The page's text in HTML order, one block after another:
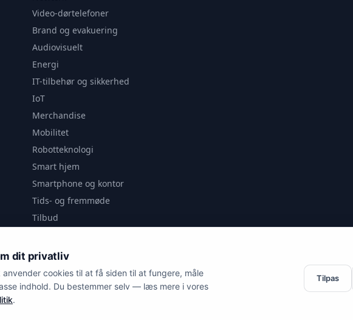
Video-dørtelefoner
Brand og evakuering
Audiovisuelt
Energi
IT-tilbehør og sikkerhed
IoT
Merchandise
Mobilitet
Robotteknologi
Smart hjem
Smartphone og kontor
Tids- og fremmøde
Tilbud
Videoanalyse
Outlet
dit privatliv
cookies til at få siden til at fungere, måle
indhold. Du bestemmer selv — læs mere i vores
.
Tilpas